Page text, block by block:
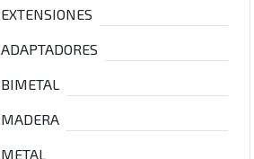
EXTENSIONES
ADAPTADORES
BIMETAL
MADERA
METAL